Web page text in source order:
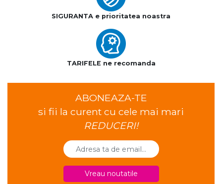
SIGURANTA e prioritatea noastra
TARIFELE ne recomanda
ABONEAZA-TE
si fii la curent cu cele mai mari
REDUCERI!
Vreau noutatile